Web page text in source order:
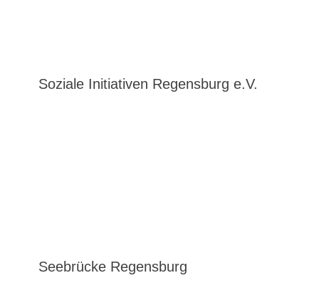
Soziale Initiativen Regensburg e.V.
Seebrücke Regensburg